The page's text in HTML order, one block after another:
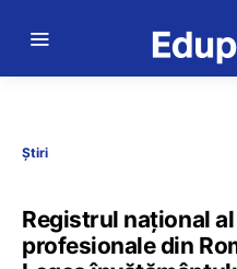
Știri
Registrul național
profesionale din